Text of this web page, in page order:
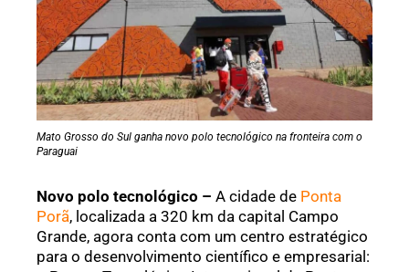
Mato Grosso do Sul ganha novo polo tecnológico na fronteira com o
Paraguai
Novo polo tecnológico – A cidade de Ponta
Porã, localizada a 320 km da capital Campo
Grande, agora conta com um centro estratégico
para o desenvolvimento científico e empresarial: